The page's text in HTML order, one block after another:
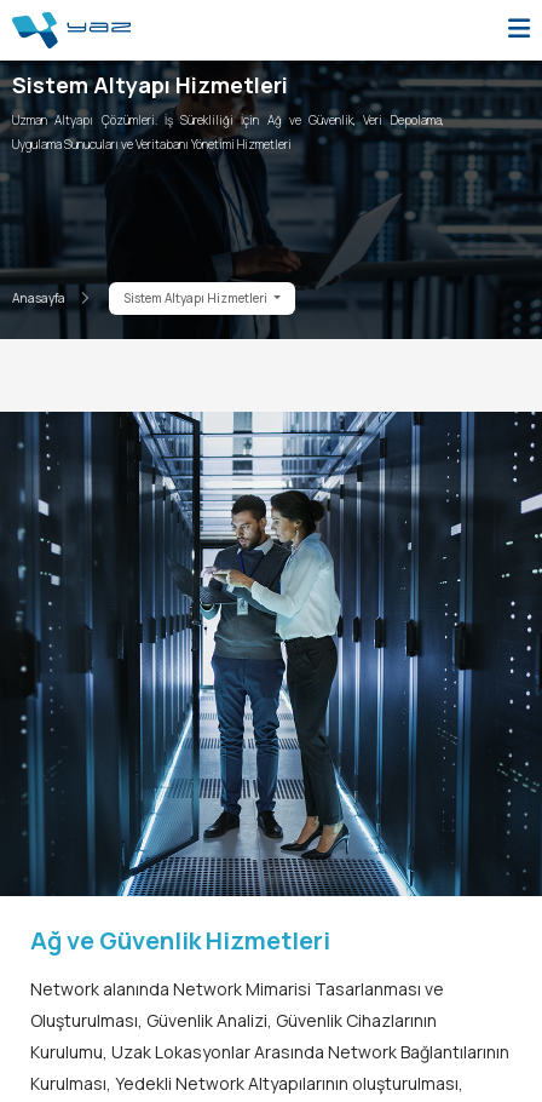
Sistem Altyapı Hizmetleri
Uzman Altyapı Çözümleri. İş Sürekliliği İçin Ağ ve Güvenlik, Veri Depolama,
Uygulama Sunucuları ve Veritabanı Yönetimi Hizmetleri
Anasayfa Sistem Altyapı Hizmetleri
Ağ ve Güvenlik Hizmetleri
Network alanında Network Mimarisi Tasarlanması ve
Oluşturulması, Güvenlik Analizi, Güvenlik Cihazlarının
Kurulumu, Uzak Lokasyonlar Arasında Network Bağlantılarının
Kurulması, Yedekli Network Altyapılarının oluşturulması,